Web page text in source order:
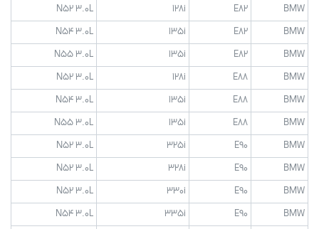
BMW
E82
128i
N52 3.0L
BMW
E82
135i
N54 3.0L
BMW
E82
135i
N55 3.0L
BMW
E88
128i
N52 3.0L
BMW
E88
135i
N54 3.0L
BMW
E88
135i
N55 3.0L
BMW
E90
325i
N52 3.0L
BMW
E90
328i
N52 3.0L
BMW
E90
330i
N52 3.0L
BMW
E90
335i
N54 3.0L